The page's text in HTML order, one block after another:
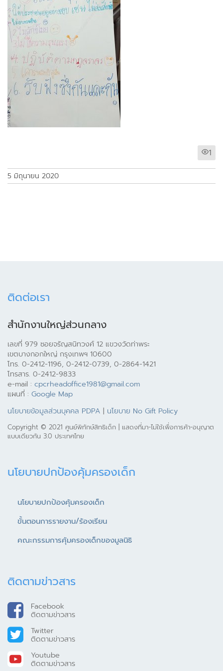
1
5 มิถุนายน 2020
ติดต่อเรา
สำนักงานใหญ่ส่วนกลาง
เลขที่ 979 ซอยจรัญสนิทวงศ์ 12 แขวงวัดท่าพระ
เขตบางกอกใหญ่ กรุงเทพฯ 10600
โทร. 0-2412-1196, 0-2412-0739, 0-2864-1421
โทรสาร. 0-2412-9833
e-mail : cpcrheadoffice1981@gmail.com
แผนที่ : Google Map
นโยบายข้อมูลส่วนบุคคล PDPA | นโยบาย No Gift Policy
Copyright © 2021 ศูนย์พิทักษ์สิทธิเด็ก | แสดงที่มา-ไม่ใช้เพื่อการค้า-อนุญาต
แบบเดียวกัน 3.0 ประเทศไทย
นโยบายปกป้องคุ้มครองเด็ก
นโยบายปกป้องคุ้มครองเด็ก
ขั้นตอนการรายงาน/ร้องเรียน
คณะกรรมการคุ้มครองเด็กของมูลนิธิ
ติดตามข่าวสาร
Facebook
ติดตามข่าวสาร
Twitter
ติดตามข่าวสาร
Youtube
ติดตามข่าวสาร